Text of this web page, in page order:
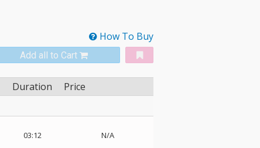
How To Buy
Add all to Cart
Duration
Price
03:12 N/A